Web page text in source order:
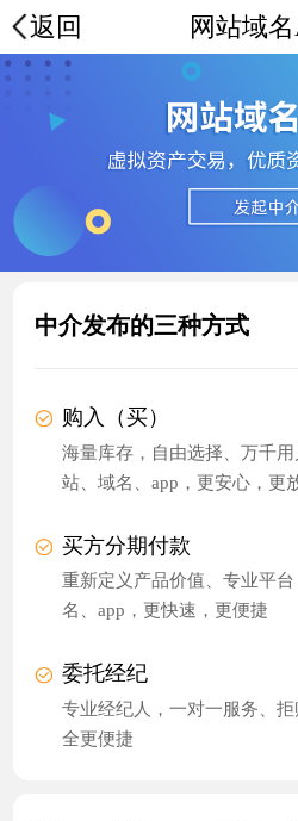
返回 网站域
中介发布的三种方式
购入（买）
海量库存，自由选择、万千
站、域名、app，更安心，更
买方分期付款
重新定义产品价值、专业平
名、app，更快速，更便捷
委托经纪
专业经纪人，一对一服务、
全更便捷